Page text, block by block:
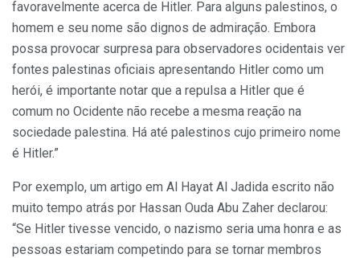
favoravelmente acerca de Hitler. Para alguns palestinos, o
homem e seu nome são dignos de admiração. Embora
possa provocar surpresa para observadores ocidentais ver
fontes palestinas oficiais apresentando Hitler como um
herói, é importante notar que a repulsa a Hitler que é
comum no Ocidente não recebe a mesma reação na
sociedade palestina. Há até palestinos cujo primeiro nome
é Hitler.”
Por exemplo, um artigo em Al Hayat Al Jadida escrito não
muito tempo atrás por Hassan Ouda Abu Zaher declarou:
“Se Hitler tivesse vencido, o nazismo seria uma honra e as
pessoas estariam competindo para se tornar membros